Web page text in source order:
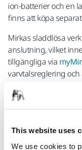
This website uses
We use cookies to
ion-batterier och en
finns att köpa
Mirkas sladdlösa
anslutning, vilket
tillgängliga via
varvtalsreglering
polering.